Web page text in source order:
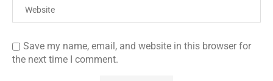
Save my name, email, and website in this browser for
the next time I comment.